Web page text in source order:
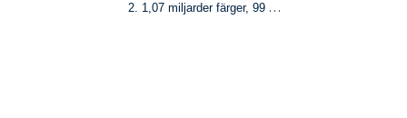
2. 1,07 miljarder färger, 99 %